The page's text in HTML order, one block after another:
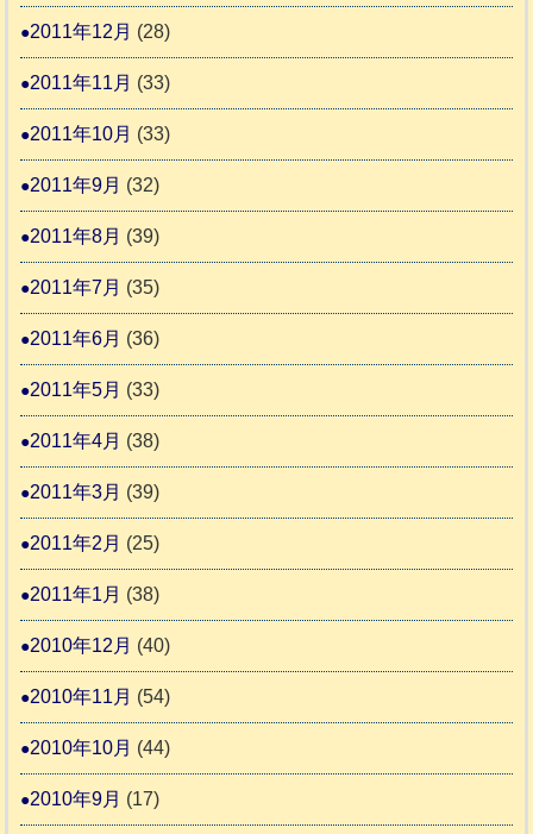
2011年12月 (28)
2011年11月 (33)
2011年10月 (33)
2011年9月 (32)
2011年8月 (39)
2011年7月 (35)
2011年6月 (36)
2011年5月 (33)
2011年4月 (38)
2011年3月 (39)
2011年2月 (25)
2011年1月 (38)
2010年12月 (40)
2010年11月 (54)
2010年10月 (44)
2010年9月 (17)